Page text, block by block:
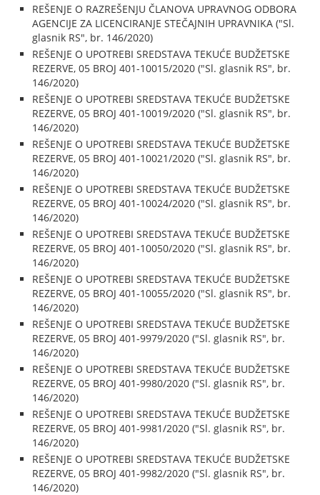
REŠENJE O RAZREŠENJU ČLANOVA UPRAVNOG ODBORA
AGENCIJE ZA LICENCIRANJE STEČAJNIH UPRAVNIKA ("Sl.
glasnik RS", br. 146/2020)
REŠENJE O UPOTREBI SREDSTAVA TEKUĆE BUDŽETSKE
REZERVE, 05 BROJ 401-10015/2020 ("Sl. glasnik RS", br.
146/2020)
REŠENJE O UPOTREBI SREDSTAVA TEKUĆE BUDŽETSKE
REZERVE, 05 BROJ 401-10019/2020 ("Sl. glasnik RS", br.
146/2020)
REŠENJE O UPOTREBI SREDSTAVA TEKUĆE BUDŽETSKE
REZERVE, 05 BROJ 401-10021/2020 ("Sl. glasnik RS", br.
146/2020)
REŠENJE O UPOTREBI SREDSTAVA TEKUĆE BUDŽETSKE
REZERVE, 05 BROJ 401-10024/2020 ("Sl. glasnik RS", br.
146/2020)
REŠENJE O UPOTREBI SREDSTAVA TEKUĆE BUDŽETSKE
REZERVE, 05 BROJ 401-10050/2020 ("Sl. glasnik RS", br.
146/2020)
REŠENJE O UPOTREBI SREDSTAVA TEKUĆE BUDŽETSKE
REZERVE, 05 BROJ 401-10055/2020 ("Sl. glasnik RS", br.
146/2020)
REŠENJE O UPOTREBI SREDSTAVA TEKUĆE BUDŽETSKE
REZERVE, 05 BROJ 401-9979/2020 ("Sl. glasnik RS", br.
146/2020)
REŠENJE O UPOTREBI SREDSTAVA TEKUĆE BUDŽETSKE
REZERVE, 05 BROJ 401-9980/2020 ("Sl. glasnik RS", br.
146/2020)
REŠENJE O UPOTREBI SREDSTAVA TEKUĆE BUDŽETSKE
REZERVE, 05 BROJ 401-9981/2020 ("Sl. glasnik RS", br.
146/2020)
REŠENJE O UPOTREBI SREDSTAVA TEKUĆE BUDŽETSKE
REZERVE, 05 BROJ 401-9982/2020 ("Sl. glasnik RS", br.
146/2020)